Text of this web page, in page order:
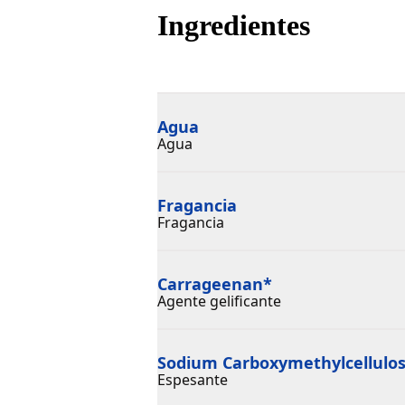
Ingredientes
Agua
Agua
Fragancia
Fragancia
Carrageenan*
Agente gelificante
Sodium
Espesante